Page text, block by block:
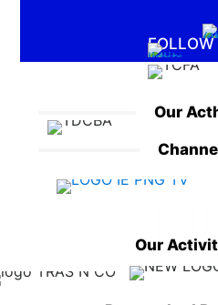
FOLLOW
Our
Our